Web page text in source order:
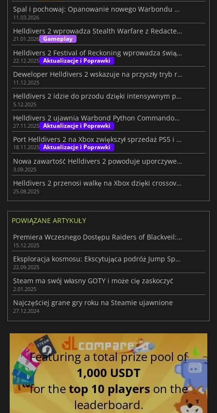
Spal i pochowaj: Opanowanie nowego Warbondu Helldivers 2
11.03.2026
Helldivers 2 wprowadza Stealth Warfare z Redacted Regiment
21.01.2026 Gameplay
Helldivers 2 Festival of Reckoning wprowadza świąteczny chaos
22.12.2025 Aktualizacje i Poprawki
Deweloper Helldivers 2 wskazuje na przyszły tryb roguelite
11.12.2025
Helldivers 2 idzie do przodu dzięki intensywnym pracom optymalizacyjnym
5.12.2025
Helldivers 2 ujawnia Warbond Python Commandos na grudzień 2025
27.11.2025 Aktualizacje i Poprawki
Port Helldivers 2 na Xbox zwiększył sprzedaż PS5 i PC, potwierdza Sony
18.11.2025 Aktualizacje i Poprawki
Nowa zawartość Helldivers 2 powoduje uporczywe problemy z wydajnością
3.09.2025
Helldivers 2 przenosi walkę na Xbox dzięki crossoverowi Halo: ODST
25.08.2025
POWIĄZANE ARTYKUŁY
Premiera Wczesnego Dostępu Raiders of Blackveil: MOBA spotyka Roguelite
15.12.2025
Eksploracja kosmosu: Ekscytująca podróż Jump Space w trybie kooperacji
22.09.2025
Steam ma swój własny GOTY i może cię zaskoczyć
2.01.2025
Najczęściej grane gry roku na Steamie ujawnione
27.12.2024
Featuring a total prize pool of
1,000 USDT
for thetop 10 players on the
leaderboard.